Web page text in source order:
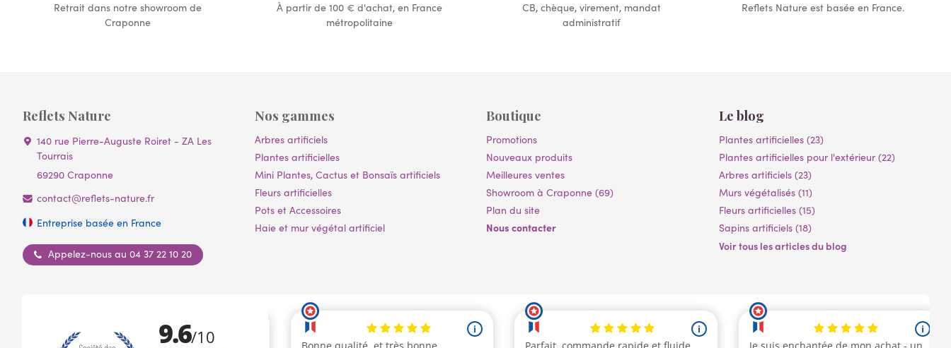
Retrait dans notre showroom de
Craponne
À partir de 100 € d'achat, en France
métropolitaine
CB, chèque, virement, mandat
administratif
Reflets Nature est basée en France.
Reflets Nature
140 rue Pierre-Auguste Roiret - ZA Les
Tourrais
69290 Craponne
contact@reflets-nature.fr
Entreprise basée en France
Appelez-nous au 04 37 22 10 20
Nos gammes
Arbres artificiels
Plantes artificielles
Mini Plantes, Cactus et Bonsaïs artificiels
Fleurs artificielles
Pots et Accessoires
Haie et mur végétal artificiel
Boutique
Promotions
Nouveaux produits
Meilleures ventes
Showroom à Craponne (69)
Plan du site
Nous contacter
Le blog
Plantes artificielles (23)
Plantes artificielles pour l'extérieur (22)
Arbres artificiels (23)
Murs végétalisés (11)
Fleurs artificielles (15)
Sapins artificiels (18)
Voir tous les articles du blog